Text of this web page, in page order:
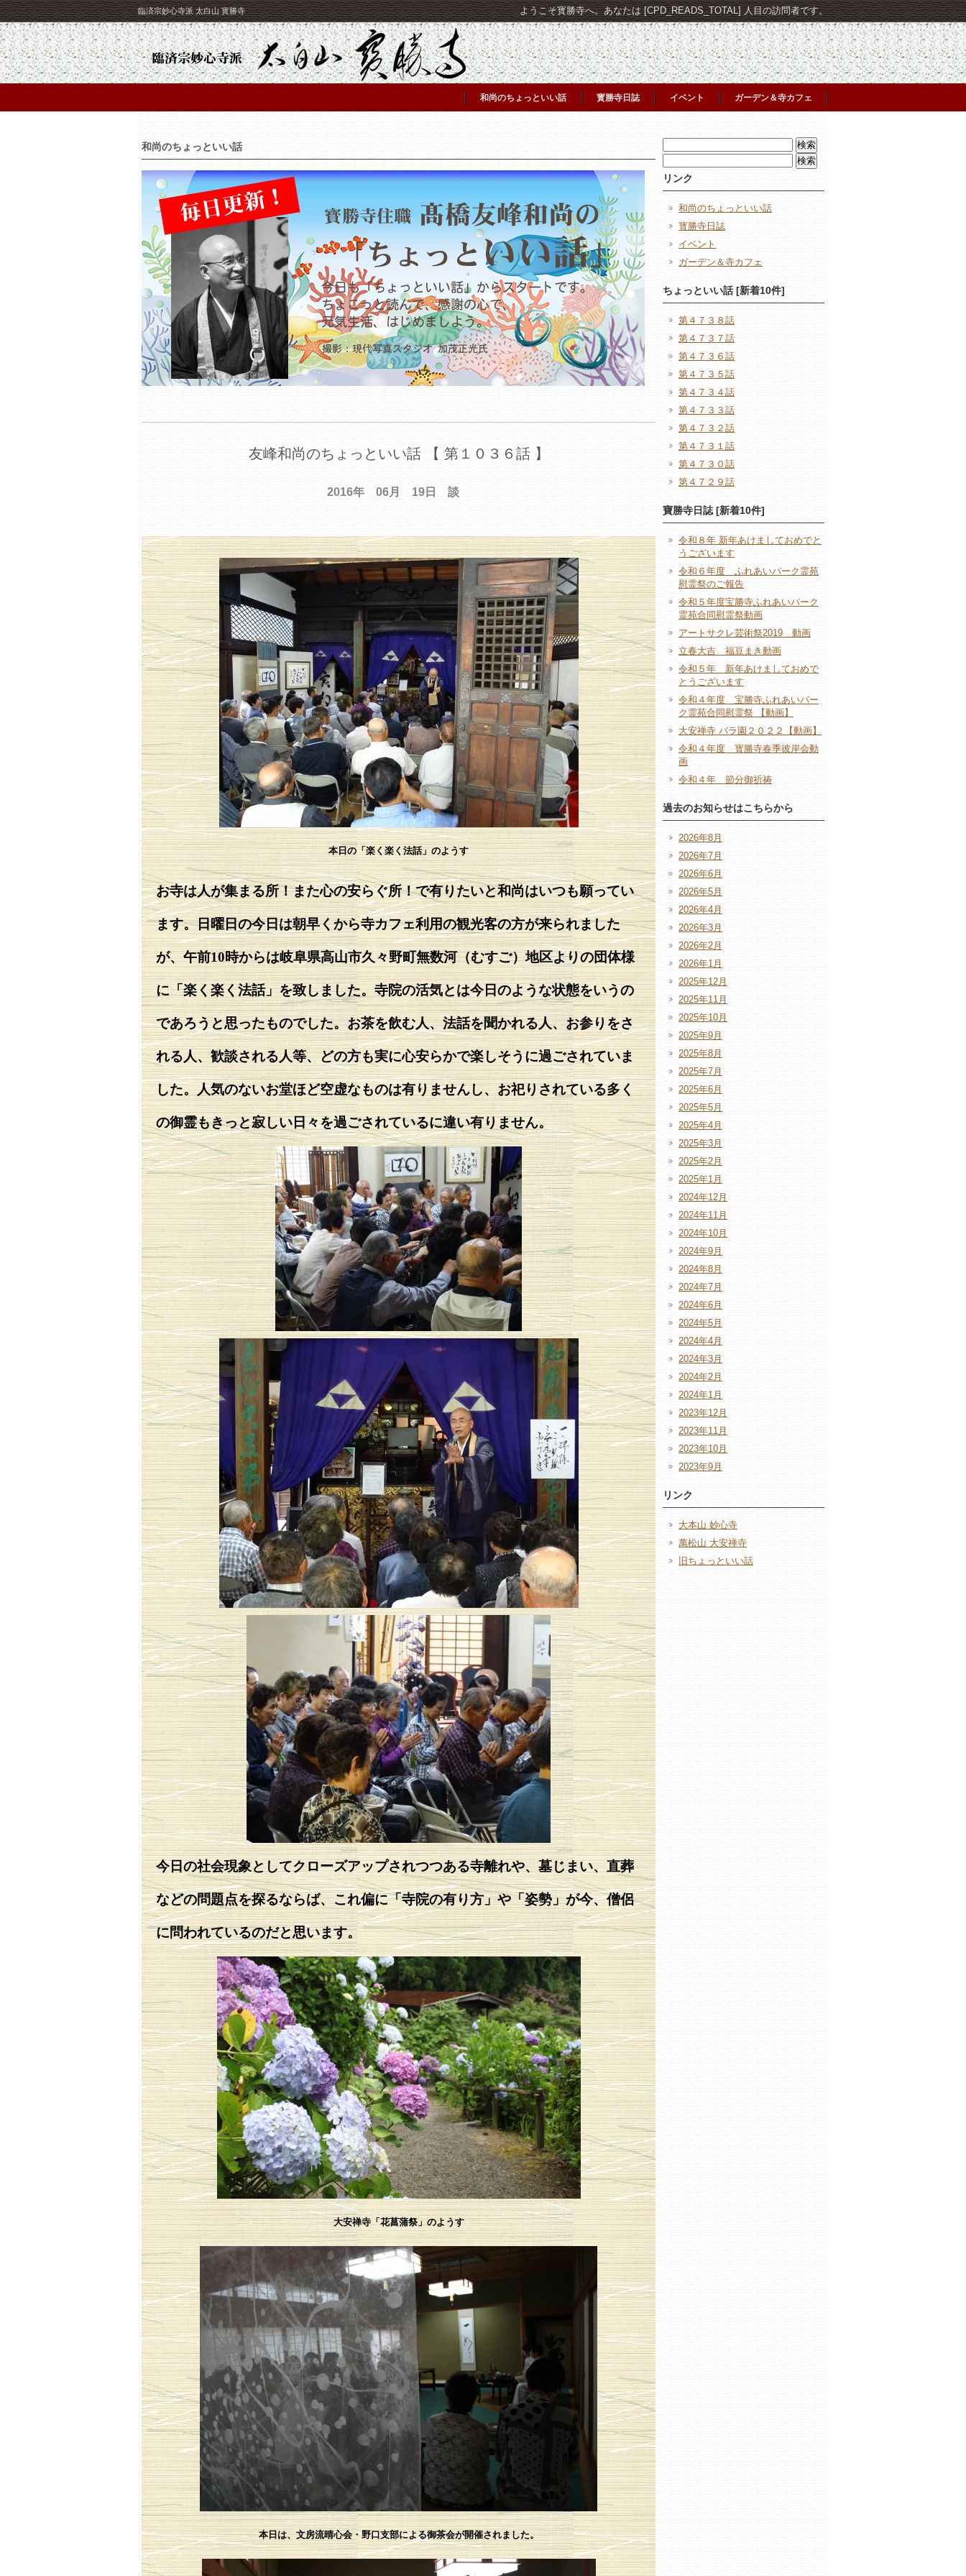
臨済宗妙心寺派 太白山 寳勝寺 ようこそ寳勝寺へ。あなたは [CPD_READS_TOTAL] 人目の訪問者です。
和尚のちょっといい話 寳勝寺日誌 イベント ガーデン＆寺カフェ
和尚のちょっといい話
友峰和尚のちょっといい話 【 第１０３６話 】
2016年 06月 19日 談
本日の「楽く楽く法話」のようす
お寺は人が集まる所！また心の安らぐ所！で有りたいと和尚はいつも願ってい
ます。日曜日の今日は朝早くから寺カフェ利用の観光客の方が来られました
が、午前10時からは岐阜県高山市久々野町無数河（むすご）地区よりの団体様
に「楽く楽く法話」を致しました。寺院の活気とは今日のような状態をいうの
であろうと思ったものでした。お茶を飲む人、法話を聞かれる人、お参りをさ
れる人、歓談される人等、どの方も実に心安らかで楽しそうに過ごされていま
した。人気のないお堂ほど空虚なものは有りませんし、お祀りされている多く
の御霊もきっと寂しい日々を過ごされているに違い有りません。
今日の社会現象としてクローズアップされつつある寺離れや、墓じまい、直葬
などの問題点を探るならば、これ偏に「寺院の有り方」や「姿勢」が今、僧侶
に問われているのだと思います。
大安禅寺「花菖蒲祭」のようす
本日は、文房流晴心会・野口支部による御茶会が開催されました。
索:
索:
リンク
和尚のちょっといい話
寳勝寺日誌
イベント
ガーデン＆寺カフェ
ちょっといい話 [新着10件]
第４７３８話
第４７３７話
第４７３６話
第４７３５話
第４７３４話
第４７３３話
第４７３２話
第４７３１話
第４７３０話
第４７２９話
寶勝寺日誌 [新着10件]
令和８年 新年あけましておめでと
うございます
令和６年度 ふれあいパーク霊苑
慰霊祭のご報告
令和５年度宝勝寺ふれあいパーク
霊苑合同慰霊祭動画
アートサクレ芸術祭2019 動画
立春大吉 福豆まき動画
令和５年 新年あけましておめで
とうございます
令和４年度 宝勝寺ふれあいパー
ク霊苑合同慰霊祭 【動画】
大安禅寺 バラ園２０２２【動画】
令和４年度 寳勝寺春季彼岸会動
画
令和４年 節分御祈祷
過去のお知らせはこちらから
2026年8月
2026年7月
2026年6月
2026年5月
2026年4月
2026年3月
2026年2月
2026年1月
2025年12月
2025年11月
2025年10月
2025年9月
2025年8月
2025年7月
2025年6月
2025年5月
2025年4月
2025年3月
2025年2月
2025年1月
2024年12月
2024年11月
2024年10月
2024年9月
2024年8月
2024年7月
2024年6月
2024年5月
2024年4月
2024年3月
2024年2月
2024年1月
2023年12月
2023年11月
2023年10月
2023年9月
リンク
大本山 妙心寺
萬松山 大安禅寺
旧ちょっといい話